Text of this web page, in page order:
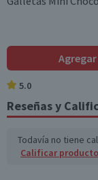
Hidratos de
o disponibles (g)
Azúcares totales
(g)
*Ingesta de
Agregar
5.0
Reseñas y
Todavía no tiene
Calificar producto